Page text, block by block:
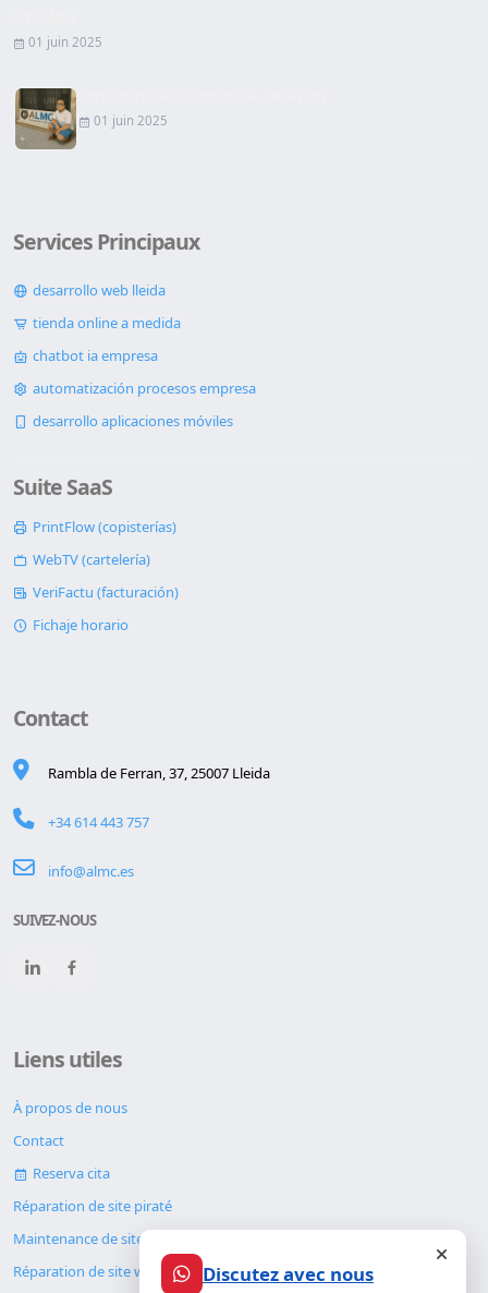
01 juin 2025
01 juin 2025
Services Principaux
desarrollo web lleida
tienda online a medida
chatbot ia empresa
automatización procesos empresa
desarrollo aplicaciones móviles
Suite SaaS
PrintFlow (copisterías)
WebTV (cartelería)
VeriFactu (facturación)
Fichaje horario
Contact
Rambla de Ferran, 37, 25007 Lleida
+34 614 443 757
info@almc.es
SUIVEZ-NOUS
Liens utiles
À propos de nous
Contact
Reserva cita
Réparation de site piraté
Maintenance de site web
Réparation de site web
Discutez avec nous